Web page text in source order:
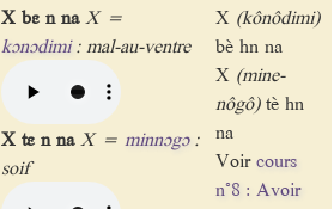
X bɛ n na X =
kɔnɔdimi: mal-au-ventre
X tɛ n na X = minnɔgɔ:
soif
X (kônôdimi)
bè hn na
X (mine-
nôgô)tè hn
na
Voircours
n°8 : Avoir